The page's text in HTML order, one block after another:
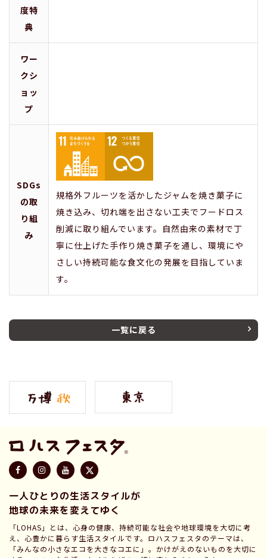
度特
典
ワー
クシ
ョッ
プ
SDGs
の取
り組
み
規格外フルーツを活かしたジャムを焼き菓子に
焼き込み、切れ端を出さない工夫でフードロス
削減に取り組んでいます。自然由来の素材で丁
寧に仕上げた手作り焼き菓子を通し、環境にや
さしい持続可能な食文化の発展を目指していま
す。
一覧に戻る
一人ひとりの生活スタイルが
地球の未来を変えてゆく
「LOHAS」とは、心身の健康、持続可能な社会や地球環境を大切に考
え、心豊かに暮らす生活スタイルです。ロハスフェスタのテーマは、
「みんなの小さなエコを大きなコエに」。かけがえのないものを大切に